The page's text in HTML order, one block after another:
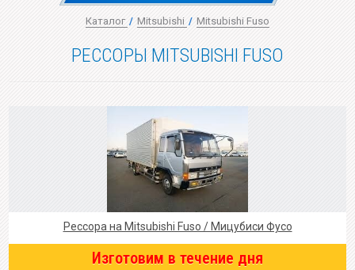
Каталог / Mitsubishi / Mitsubishi Fuso
РЕССОРЫ MITSUBISHI FUSO
Рессора на Mitsubishi Fuso / Мицубиси Фусо
Изготовим в течение дня